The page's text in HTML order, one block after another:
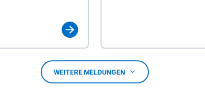
WEITERE MELDUNGEN